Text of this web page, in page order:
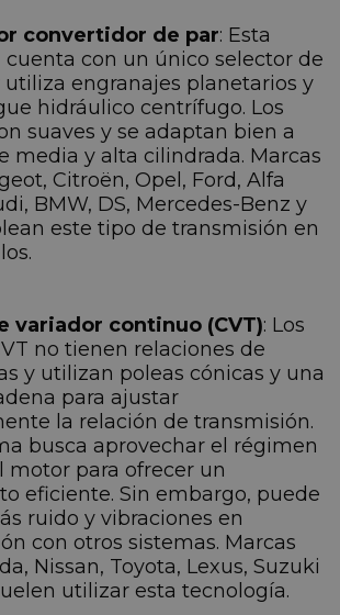
convertidor de par: Esta
con un único selector de
utiliza engranajes planetarios y
hidráulico centrífugo. Los
suaves y se adaptan bien a
media y alta cilindrada. Marcas
Citroën, Opel, Ford, Alfa
BMW, DS, Mercedes-Benz y
este tipo de transmisión en
variador continuo (CVT): Los
no tienen relaciones de
y utilizan poleas cónicas y una
para ajustar
la relación de transmisión.
busca aprovechar el régimen
motor para ofrecer un
eficiente. Sin embargo, puede
ruido y vibraciones en
con otros sistemas. Marcas
Nissan, Toyota, Lexus, Suzuki
utilizar esta tecnología.